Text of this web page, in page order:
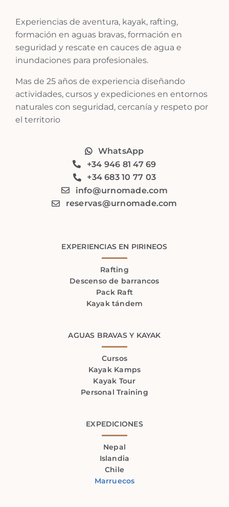
Experiencias de aventura, kayak, rafting,
formación en aguas bravas, formación en
seguridad y rescate en cauces de agua e
inundaciones para profesionales.
Mas de 25 años de experiencia diseñando
actividades, cursos y expediciones en entornos
naturales con seguridad, cercanía y respeto por
el territorio
WhatsApp
+34 946 81 47 69
+34 683 10 77 03
info@urnomade.com
reservas@urnomade.com
EXPERIENCIAS EN PIRINEOS
Rafting
Descenso de barrancos
Pack Raft
Kayak tándem
AGUAS BRAVAS Y KAYAK
Cursos
Kayak Kamps
Kayak Tour
Personal Training
EXPEDICIONES
Nepal
Islandia
Chile
Marruecos